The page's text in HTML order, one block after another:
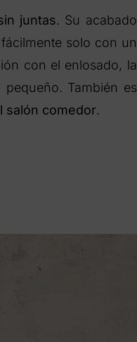
juntas. Su acabado
solo con un
con el enlosado, la
También es
salón comedor.